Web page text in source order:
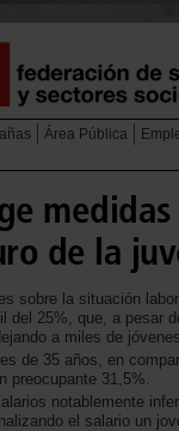
Área Pública
de la
sobre la situación
del 25%, que, a pesar
a miles de
de 35 años, en
preocupante 31,5%.
notablemente
el salario un